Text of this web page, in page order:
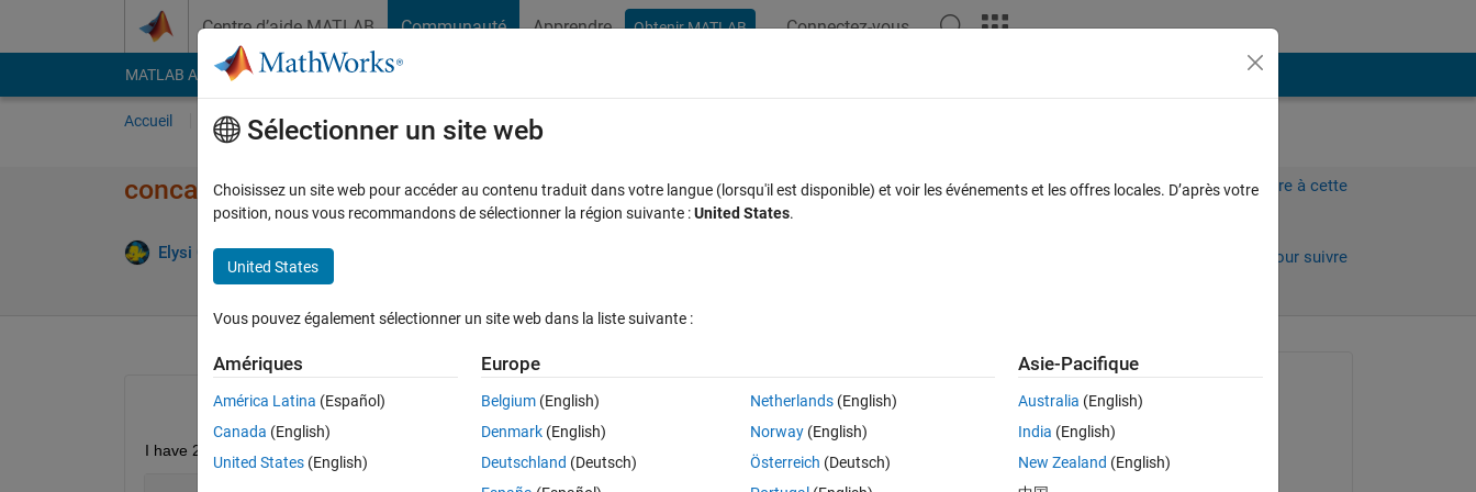
Centre d’aide MATLAB Communauté Apprendre Obtenir MATLAB Connectez-vous
MATLAB Answers File Exchange Cody
Accueil Poser une question Parcourir
concatenate 2 vectors as string
Elysi Cochin 12 Oct 2022
Connectez-vous pour répondre à cette
Connectez-vous pour suivre
Ouvrir dans MATLAB Online
I have 2 vectors
Elysi Cochin
le 12 Oct 2022
Sélectionner un site web
Choisissez un site web pour accéder au contenu traduit dans votre langue (lorsqu'il est disponible) et voir les événements et les offres locales. D’après votre
position, nous vous recommandons de sélectionner la région suivante :United States.
United States
Vous pouvez également sélectionner un site web dans la liste suivante :
Amériques
América Latina (Español)
Canada (English)
United States (English)
Europe
Belgium (English)
Denmark (English)
Deutschland (Deutsch)
Netherlands(English)
Norway(English)
Österreich (Deutsch)
Asie-Pacifique
Australia (English)
India (English)
New Zealand (English)